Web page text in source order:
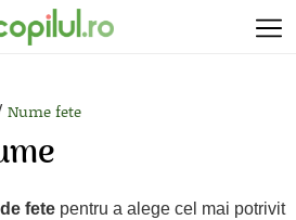
Nume fete
fete pentru a alege cel mai potrivit